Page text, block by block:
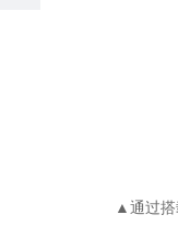
▲通过搭